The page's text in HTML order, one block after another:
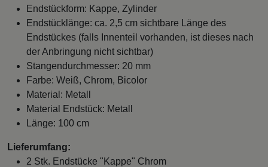
Endstückform: Kappe, Zylinder
Endstücklänge: ca. 2,5 cm sichtbare Länge des
Endstückes (falls Innenteil vorhanden, ist dieses nach
der Anbringung nicht sichtbar)
Stangendurchmesser: 20 mm
Farbe: Weiß, Chrom, Bicolor
Material: Metall
Material Endstück: Metall
Länge: 100 cm
Lieferumfang:
2 Stk. Endstücke "Kappe" Chrom